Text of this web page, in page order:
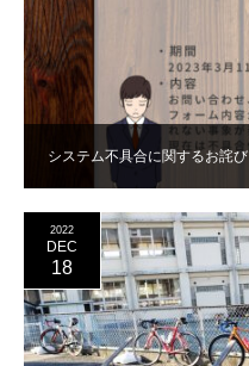
システム不具合に関するお詫び
2022
DEC
18